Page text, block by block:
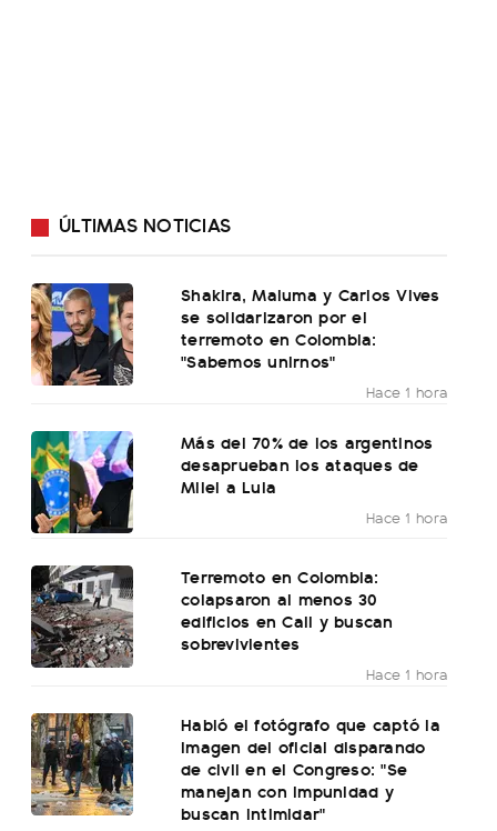
ÚLTIMAS NOTICIAS
Shakira, Maluma y Carlos Vives
se solidarizaron por el
terremoto en Colombia:
"Sabemos unirnos"
Hace 1 hora
Más del 70% de los argentinos
desaprueban los ataques de
Milei a Lula
Hace 1 hora
Terremoto en Colombia:
colapsaron al menos 30
edificios en Cali y buscan
sobrevivientes
Hace 1 hora
Habló el fotógrafo que captó la
imagen del oficial disparando
de civil en el Congreso: "Se
manejan con impunidad y
buscan intimidar"